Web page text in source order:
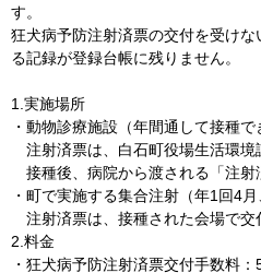
す。
狂犬病予防注射済票の交付を受け
る記録が登録台帳に残りません。
1.実施場所
・動物診療施設（年間通して接種で
注射済票は、白石町役場生活環境
接種後、病院から渡される「注射
・町で実施する集合注射（年1回4
注射済票は、接種された会場で交
2.料金
・狂犬病予防注射済票交付手数料：